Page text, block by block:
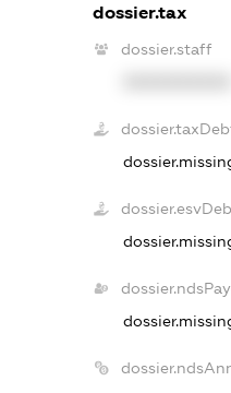
dossier.tax
dossier.staff